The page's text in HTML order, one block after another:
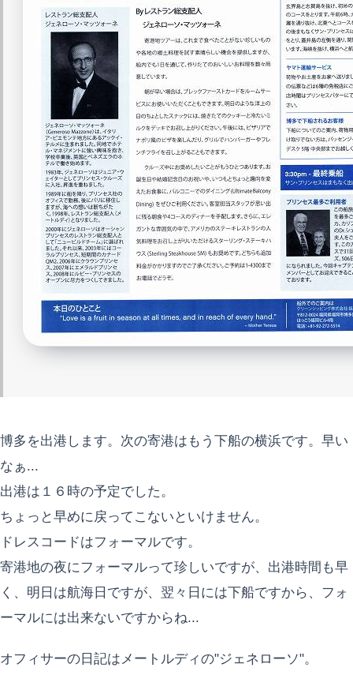
博多を出港します。次の寄港はもう下船の横浜です。早い
なぁ...
出港は１６時の予定でした。
ちょっと早めに戻ってこないといけません。
ドレスコードはフォーマルです。
寄港地の夜にフォーマルって珍しいですが、出港時間も早
く、明日は航海日ですが、翌々日には下船ですから、フォ
ーマルには出来ないですからね...
オフィサーの日記はメートルディの"ジェネローソ"。